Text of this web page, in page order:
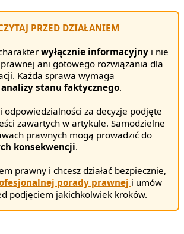
PRZED DZIAŁANIEM
wyłącznie informacyjny i nie
ani gotowego rozwiązania dla
Każda sprawa wymaga
stanu faktycznego.
odpowiedzialności za decyzje podjęte
zawartych w artykule. Samodzielne
prawnych mogą prowadzić do
konsekwencji.
prawny i chcesz działać bezpiecznie,
porady prawnej i umów
podjęciem jakichkolwiek kroków.